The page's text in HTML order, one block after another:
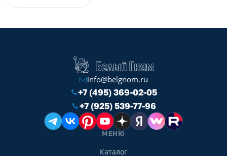
info@belgnom.ru
+7 (495) 369-02-05
+7 (925) 539-77-96
МЕНЮ
Каталог